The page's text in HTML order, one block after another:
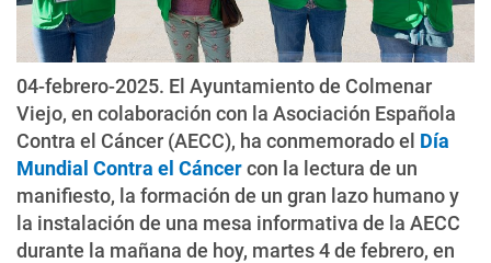
04-febrero-2025. El Ayuntamiento de Colmenar
Viejo, en colaboración con la Asociación Española
Contra el Cáncer (AECC), ha conmemorado el Día
Mundial Contra el Cáncercon la lectura de un
manifiesto, la formación de un gran lazo humano y
la instalación de una mesa informativa de la AECC
durante la mañana de hoy, martes 4 de febrero, en